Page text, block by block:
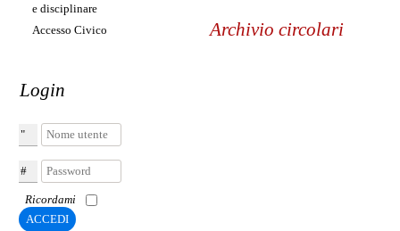
e disciplinare
Accesso Civico
Login
Nome utente
Password
Ricordami
ACCEDI
Archivio circolari